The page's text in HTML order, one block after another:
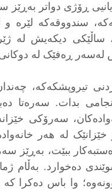
ڕۆژی دواتر
سندووقەکە لێرە و
ساڵێکی دیکەیش لە
ڕەفێک لە دوکانی
تیروپشکەکە،
بدات. سەرەتا
سەرۆکی
خێزانێک لە هەر
ببێت، بەڕێز
دەخوارد. بەڵام
وا باس دەکرا